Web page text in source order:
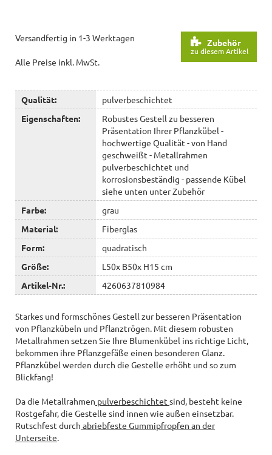
Zubehör
zu diesem Artikel
Versandfertig in 1-3 Werktagen
Alle Preise inkl. MwSt.
Qualität:
pulverbeschichtet
Eigenschaften:
Robustes Gestell zu besseren
Präsentation Ihrer Pflanzkübel -
hochwertige Qualität - von Hand
geschweißt - Metallrahmen
pulverbeschichtet und
korrosionsbeständig - passende Kübel
siehe unten unter Zubehör
Farbe:
grau
Material:
Fiberglas
Form:
quadratisch
Größe:
L50x B50x H15 cm
Artikel-Nr.:
4260637810984
Starkes und formschönes Gestell zur besseren Präsentation
von Pflanzkübeln und Pflanztrögen. Mit diesem robusten
Metallrahmen setzen Sie Ihre Blumenkübel ins richtige Licht,
bekommen ihre Pflanzgefäße einen besonderen Glanz.
Pflanzkübel werden durch die Gestelle erhöht und so zum
Blickfang!
Da die Metallrahmen pulverbeschichtet sind, besteht keine
Rostgefahr, die Gestelle sind innen wie außen einsetzbar.
Rutschfest durch abriebfeste Gummipfropfen an der
Unterseite